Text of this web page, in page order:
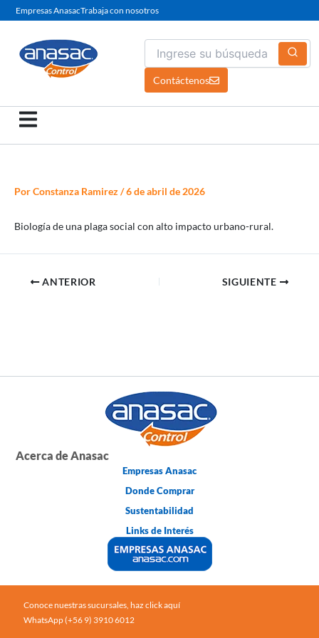
al
Empresas AnasacTrabaja con nosotros
Contáctenos
PorConstanza Ramirez/6 de abril de 2026
Biología de una plaga social con alto impacto urbano-rural.
ANTERIOR SIGUIENTE
Acerca de Anasac
Empresas Anasac
Donde Comprar
Sustentabilidad
Links de Interés
Conoce nuestras sucursales, haz click aquí
WhatsApp (+56 9) 3910 6012